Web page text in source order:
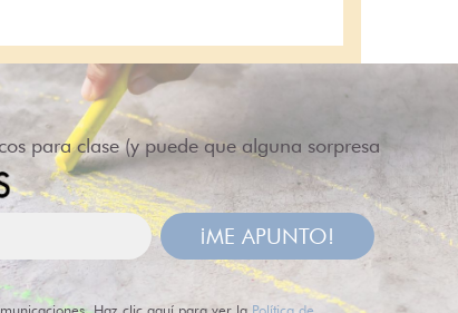
para clase (y puede que alguna sorpresa
¡ME APUNTO!